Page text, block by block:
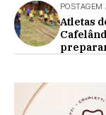
POSTAGEM
Atletas
Santa